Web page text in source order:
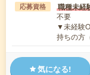
応募資格 職種未経
不要
▼未経験
持ちの方
気になる!